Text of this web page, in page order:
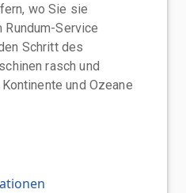
wo Sie sie
Service
Schritt des
rasch und
und Ozeane